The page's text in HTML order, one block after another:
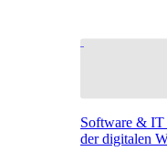
Software & IT
der digitalen